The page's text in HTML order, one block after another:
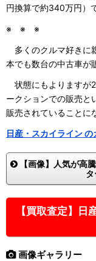
円換算で約340万円）
※ ※ ※
多くのクルマ好きに
本でも数台の中古車が
状態にもよりますが
ークションでの販売と
販売されていることに
日産・スカイライン
【画像】人気が高
【買取査定】日
画像ギャラリー